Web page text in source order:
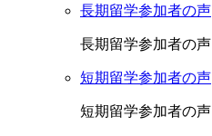
長期留学参加者の声
長期留学参加者の声
短期留学参加者の声
短期留学参加者の声